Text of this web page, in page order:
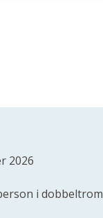
2026
i dobbeltrom